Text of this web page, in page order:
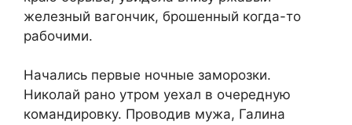
железный вагончик, брошенный когда-то
рабочими.
Начались первые ночные заморозки.
Николай рано утром уехал в очередную
командировку. Проводив мужа, Галина